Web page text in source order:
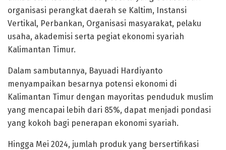
organisasi perangkat daerah se Kaltim, Instansi
Vertikal, Perbankan, Organisasi masyarakat, pelaku
usaha, akademisi serta pegiat ekonomi syariah
Kalimantan Timur.
Dalam sambutannya, Bayuadi Hardiyanto
menyampaikan besarnya potensi ekonomi di
Kalimantan Timur dengan mayoritas penduduk muslim
yang mencapai lebih dari 85%, dapat menjadi pondasi
yang kokoh bagi penerapan ekonomi syariah.
Hingga Mei 2024, jumlah produk yang bersertifikasi